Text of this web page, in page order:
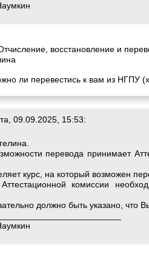
восстановление и
ли перевестись к вам из НГПУ
09.09.2025, 15:53:
перевода принимает
курс, на который возможен
комиссии
должно быть указано, что